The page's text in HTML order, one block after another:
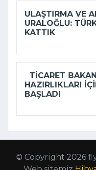
ULAŞTIRMA VE
URALOĞLU:
KATTIK
TICARET
HAZIRLIKLARI
BAŞLADI
© Copyright 2026